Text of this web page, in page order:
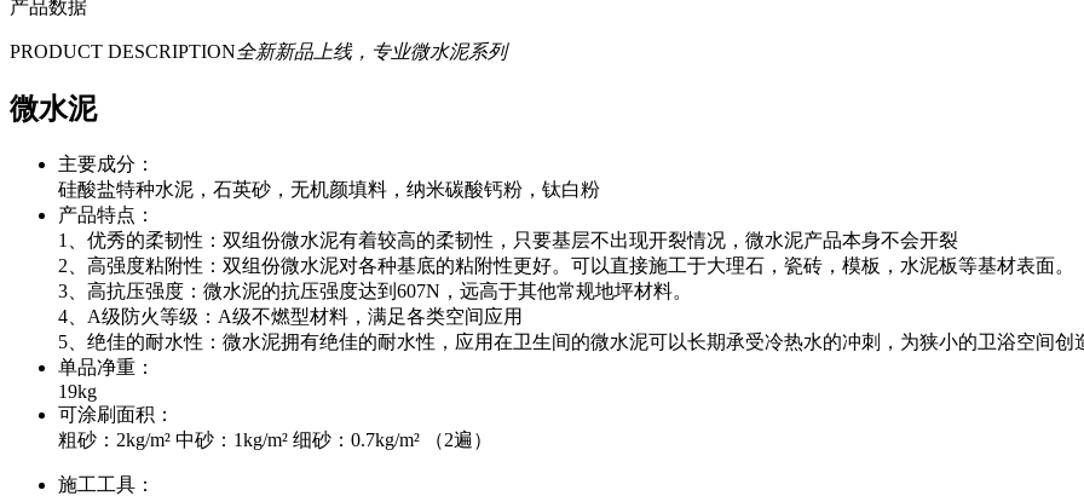
产品数据
PRODUCT DESCRIPTION全新新品上线，专业微水泥系列
微水泥
主要成分：
硅酸盐特种水泥，石英砂，无机颜填料，纳米碳酸钙粉，钛白粉
产品特点：
1、优秀的柔韧性：双组份微水泥有着较高的柔韧性，只要基层不出现开裂情况，微水泥产品本身不会开裂
2、高强度粘附性：双组份微水泥对各种基底的粘附性更好。可以直接施工于大理石，瓷砖，模板，水泥板等基材表面。
3、高抗压强度：微水泥的抗压强度达到607N，远高于其他常规地坪材料。
4、A级防火等级：A级不燃型材料，满足各类空间应用
5、绝佳的耐水性：微水泥拥有绝佳的耐水性，应用在卫生间的微水泥可以长期承受冷热水的冲刺，为狭小的卫浴空间创
单品净重：
19kg
可涂刷面积：
粗砂：2kg/m² 中砂：1kg/m² 细砂：0.7kg/m² （2遍）
施工工具：